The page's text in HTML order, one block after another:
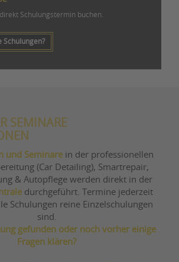
Schulungstermin buchen.
Schulungen?
SEMINARE
und Seminarein der professionellen
(Car Detailing), Smartrepair,
& Autopflege werden direkt in der
durchgeführt. Termine jederzeit
Schulungen reine Einzelschulungen
sind.
gefunden oder noch vorher einige
Fragen klären?